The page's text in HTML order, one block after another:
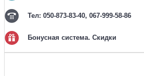
Тел: 050-873-83-40, 067-999-58-86
Бонусная система. Скидки